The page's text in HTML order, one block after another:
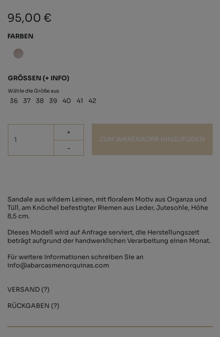
95,00 €
FARBEN
GRÖSSEN (+ INFO)
Wähle die Größe aus
36 37 38 39 40 41 42
+
-
ZUM WARENKORB HINZUFÜGEN
Sandale aus wildem Leinen, mit floralem Motiv aus Organza und
Tüll, am Knöchel befestigter Riemen aus Leder, Jutesohle, Höhe
8,5 cm.
Dieses Modell wird auf Anfrage serviert, die Herstellungszeit
beträgt aufgrund der handwerklichen Verarbeitung einen Monat.
Für weitere Informationen schreiben Sie an
info@abarcasmenorquinas.com
VERSAND (?)
RÜCKGABEN (?)